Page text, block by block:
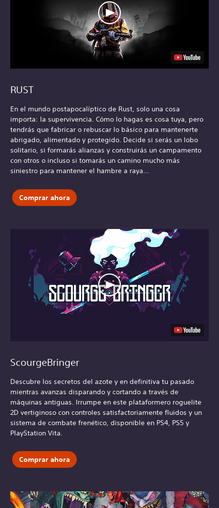
RUST
En el mundo postapocalíptico de Rust, solo una cosa
importa: la supervivencia. Cómo lo hagas es cosa tuya, pero
tendrás que fabricar o rebuscar lo básico para mantenerte
abrigado, alimentado y protegido. Decide si serás un lobo
solitario, si formarás alianzas y construirás un campamento
con otros o incluso si tomarás un camino mucho más
siniestro para mantener el hambre a raya...
Comprar ahora
ScourgeBringer
Descubre los secretos del azote y en definitiva tu pasado
mientras avanzas disparando y cortando a través de
máquinas antiguas. Irrumpe en este plataformero roguelite
2D vertiginoso con controles satisfactoriamente fluidos y un
sistema de combate frenético, disponible en PS4, PS5 y
PlayStation Vita.
Comprar ahora